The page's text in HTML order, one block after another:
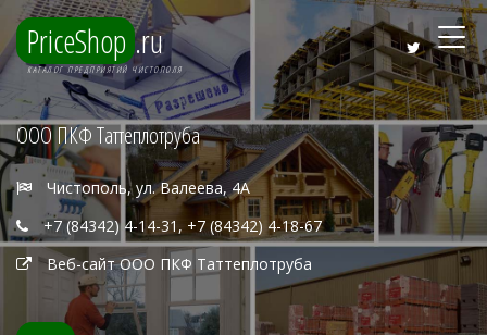
PriceShop .ru
КАТАЛОГ ПРЕДПРИЯТИЙ ЧИСТОПОЛЯ
ООО ПКФ Таттеплотруба
Чистополь, ул. Валеева, 4А
+7 (84342) 4-14-31, +7 (84342) 4-18-67
Веб-сайт ООО ПКФ Таттеплотруба